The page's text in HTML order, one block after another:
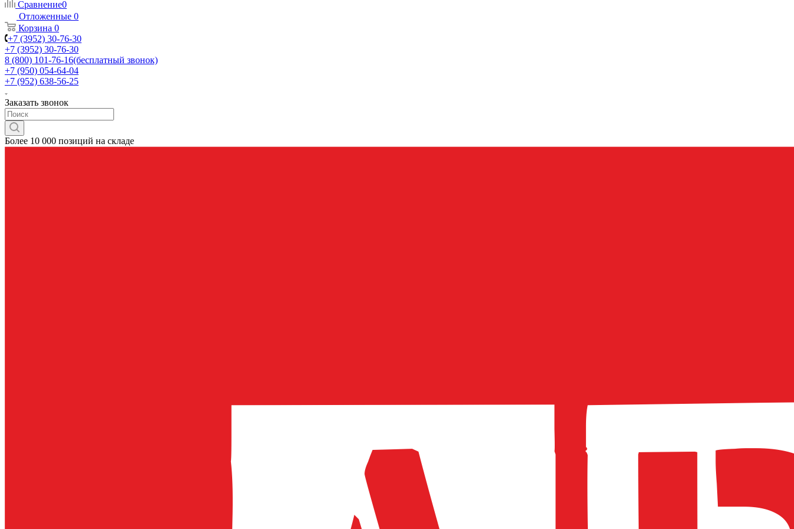
Сравнение0
Отложенные 0
Корзина 0
+7 (3952) 30-76-30
+7 (3952) 30-76-30
8 (800) 101-76-16(бесплатный звонок)
+7 (950) 054-64-04
+7 (952) 638-56-25
Заказать звонок
Более 10 000 позиций на складе